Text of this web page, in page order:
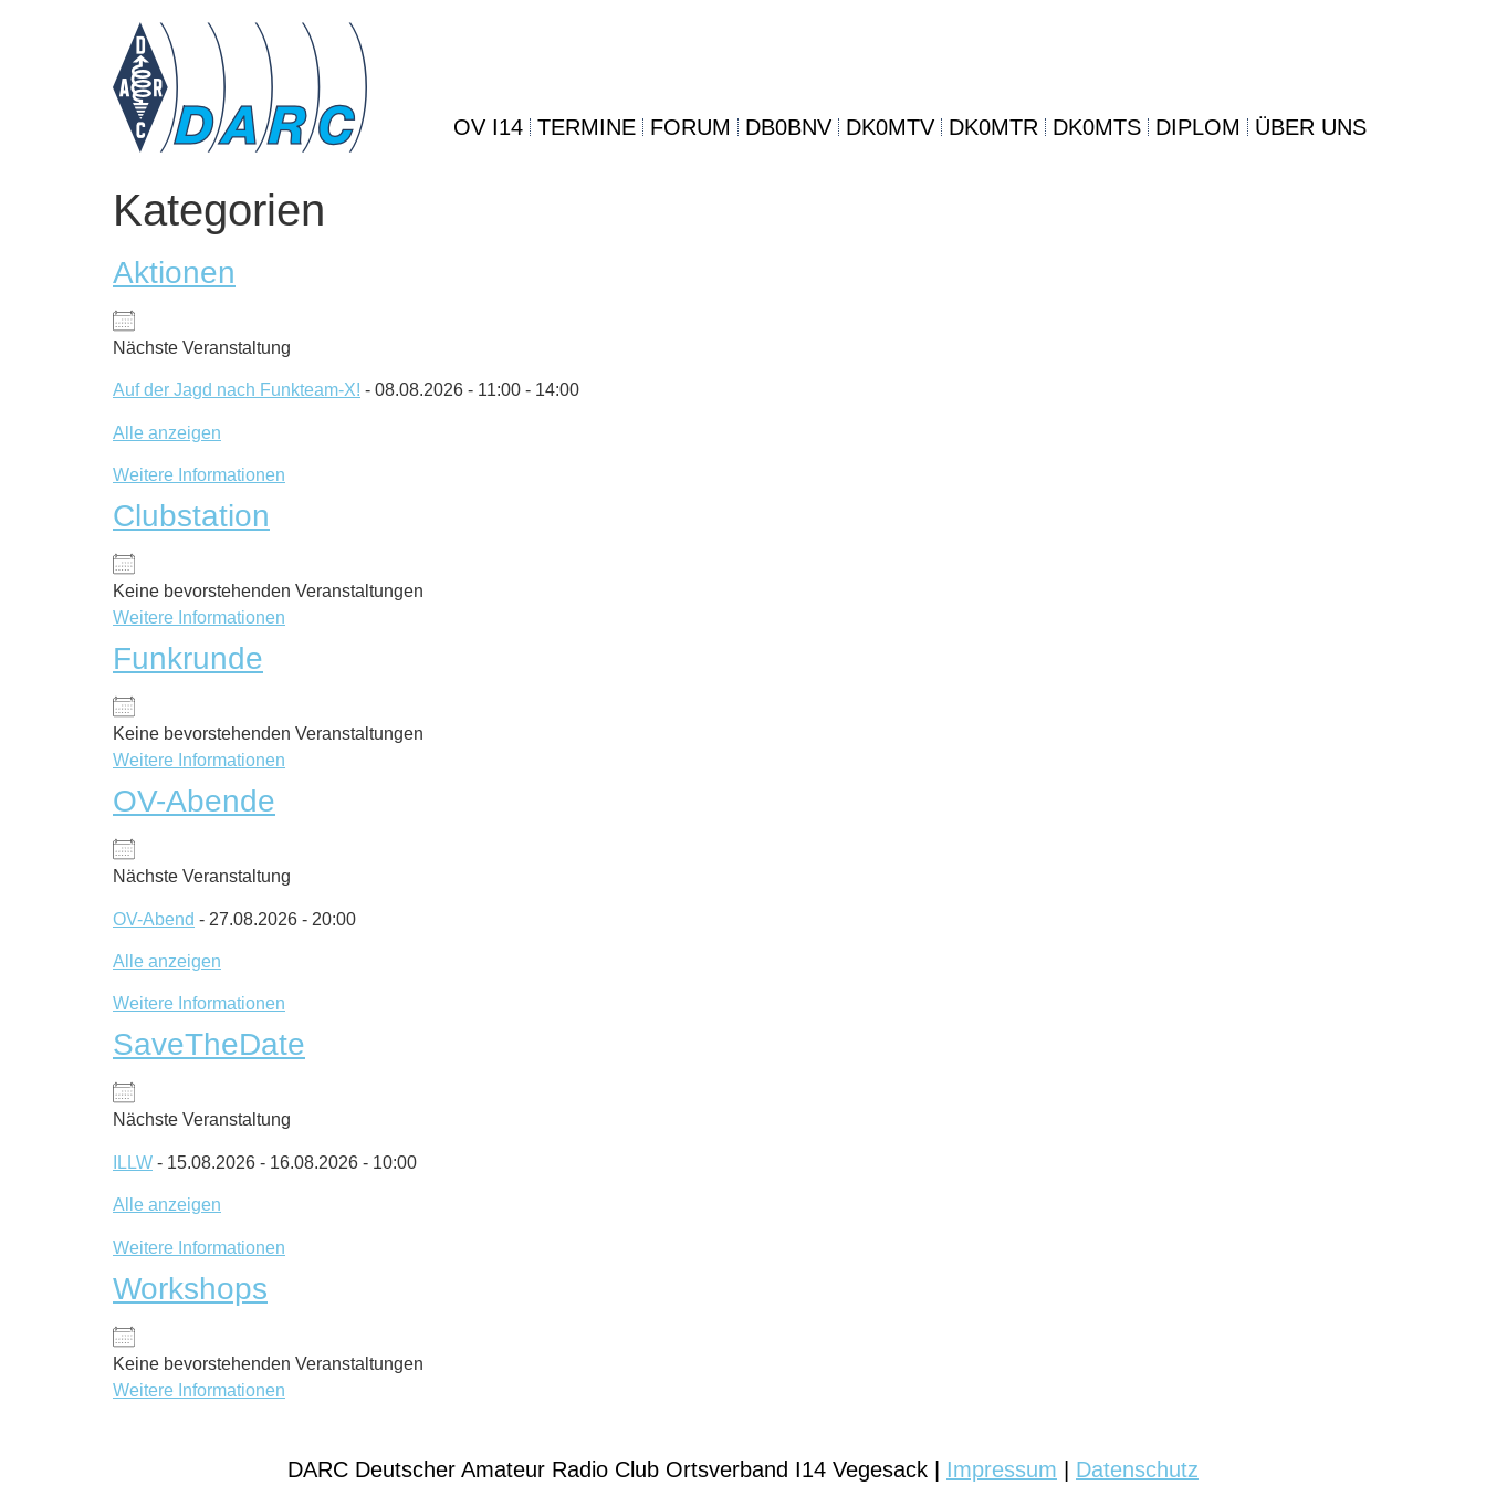
OV I14 TERMINE FORUM DB0BNV DK0MTV DK0MTR DK0MTS DIPLOM ÜBER UNS
Kategorien
Aktionen
Nächste Veranstaltung
Auf der Jagd nach Funkteam-X! - 08.08.2026 - 11:00 - 14:00
Alle anzeigen
Weitere Informationen
Clubstation
Keine bevorstehenden Veranstaltungen
Weitere Informationen
Funkrunde
Keine bevorstehenden Veranstaltungen
Weitere Informationen
OV-Abende
Nächste Veranstaltung
OV-Abend - 27.08.2026 - 20:00
Alle anzeigen
Weitere Informationen
SaveTheDate
Nächste Veranstaltung
ILLW - 15.08.2026 - 16.08.2026 - 10:00
Alle anzeigen
Weitere Informationen
Workshops
Keine bevorstehenden Veranstaltungen
Weitere Informationen
DARC Deutscher Amateur Radio Club Ortsverband I14 Vegesack | Impressum | Datenschutz